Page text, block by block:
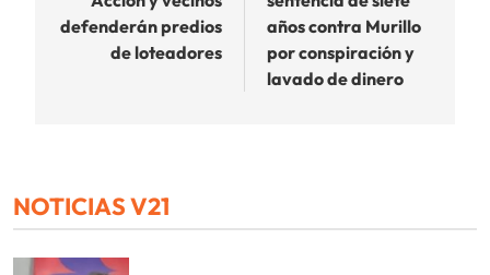
entradas
defenderán predios
de loteadores
años contra Murillo
por conspiración y
lavado de dinero
NOTICIAS V21